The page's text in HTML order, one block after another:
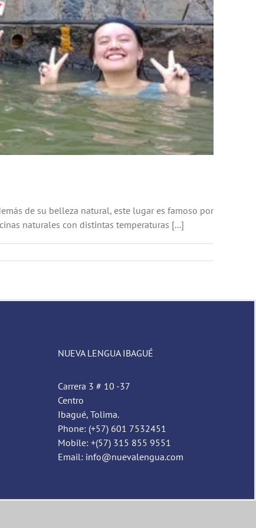
de su belleza natural, este lugar es famoso por
naturales con distintas temperaturas [...]
NUEVA LENGUA IBAGUÉ
Carrera 3 # 10 -37
Centro
Ibagué, Tolima.
Phone: (+57) 601 7532451
Mobile: +(57) 315 855 9551
Email: info@nuevalengua.com